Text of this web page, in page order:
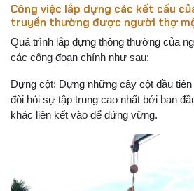
Công việc lắp dựng các kết cấu
truyền thường được người thợ
Quá trình lắp dựng thông thường của
các công đoạn chính như sau:
Dựng cột: Dựng những cây cột đầu
đòi hỏi sự tập trung cao nhất bởi ban
khác liên kết vào để đứng vững.